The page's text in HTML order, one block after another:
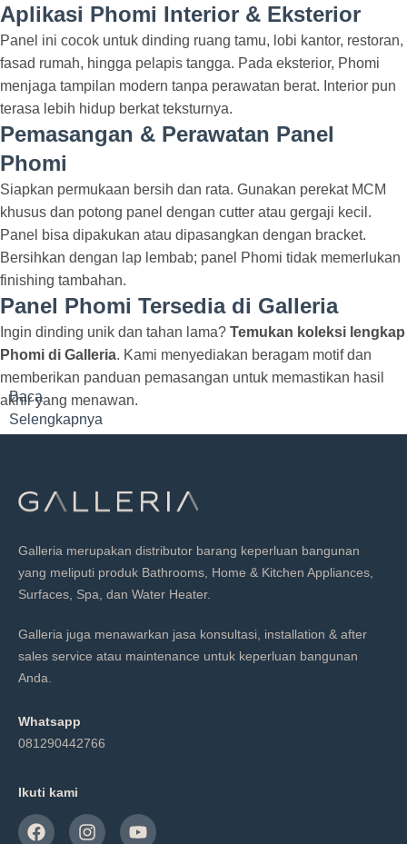
Aplikasi Phomi Interior & Eksterior
Panel ini cocok untuk dinding ruang tamu, lobi kantor, restoran,
fasad rumah, hingga pelapis tangga. Pada eksterior, Phomi
menjaga tampilan modern tanpa perawatan berat. Interior pun
terasa lebih hidup berkat teksturnya.
Pemasangan & Perawatan Panel
Phomi
Siapkan permukaan bersih dan rata. Gunakan perekat MCM
khusus dan potong panel dengan cutter atau gergaji kecil.
Panel bisa dipakukan atau dipasangkan dengan bracket.
Bersihkan dengan lap lembab; panel Phomi tidak memerlukan
finishing tambahan.
Panel Phomi Tersedia di Galleria
Ingin dinding unik dan tahan lama? Temukan koleksi lengkap
Phomi di Galleria. Kami menyediakan beragam motif dan
memberikan panduan pemasangan untuk memastikan hasil
akhir yang menawan.
Baca
Selengkapnya
Galleria merupakan distributor barang keperluan bangunan
yang meliputi produk Bathrooms, Home & Kitchen Appliances,
Surfaces, Spa, dan Water Heater.
Galleria juga menawarkan jasa konsultasi, installation & after
sales service atau maintenance untuk keperluan bangunan
Anda.
Whatsapp
081290442766
Ikuti kami